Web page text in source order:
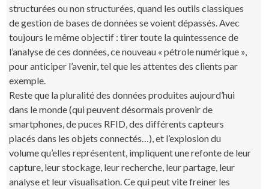
structurées ou non structurées, quand les outils classiques
de gestion de bases de données se voient dépassés. Avec
toujours le même objectif : tirer toute la quintessence de
l’analyse de ces données, ce nouveau « pétrole numérique »,
pour anticiper l’avenir, tel que les attentes des clients par
exemple.
Reste que la pluralité des données produites aujourd’hui
dans le monde (qui peuvent désormais provenir de
smartphones, de puces RFID, des différents capteurs
placés dans les objets connectés…), et l’explosion du
volume qu’elles représentent, impliquent une refonte de leur
capture, leur stockage, leur recherche, leur partage, leur
analyse et leur visualisation. Ce qui peut vite freiner les